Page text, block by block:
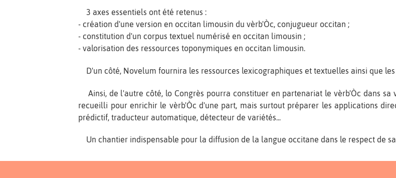
3 axes essentiels ont été retenus :
- création d'une version en occitan limousin du vèrb'Òc, conjugueur occitan ;
- constitution d'un corpus textuel numérisé en occitan limousin ;
- valorisation des ressources toponymiques en occitan limousin.
D'un côté, Novelum fournira les ressources lexicographiques et textuelles ainsi que
Ainsi, de l'autre côté, lo Congrès pourra constituer en partenariat le vèrb'Òc dans sa
recueilli pour enrichir le vèrb'Òc d'une part, mais surtout préparer les applications
prédictif, traducteur automatique, détecteur de variétés...
Un chantier indispensable pour la diffusion de la langue occitane dans le respect de